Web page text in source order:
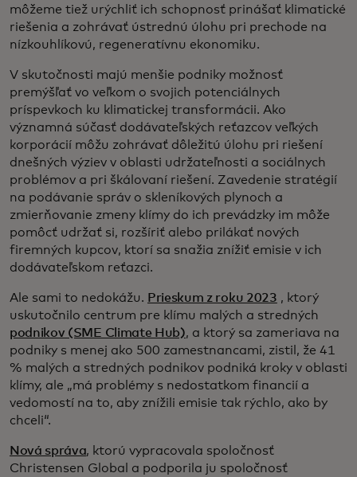
môžeme tiež urýchliť ich schopnosť prinášať klimatické
riešenia a zohrávať ústrednú úlohu pri prechode na
nízkouhlíkovú, regeneratívnu ekonomiku.
V skutočnosti majú menšie podniky možnosť
premýšľať vo veľkom o svojich potenciálnych
príspevkoch ku klimatickej transformácii. Ako
významná súčasť dodávateľských reťazcov veľkých
korporácií môžu zohrávať dôležitú úlohu pri riešení
dnešných výziev v oblasti udržateľnosti a sociálnych
problémov a pri škálovaní riešení. Zavedenie stratégií
na podávanie správ o skleníkových plynoch a
zmierňovanie zmeny klímy do ich prevádzky im môže
pomôcť udržať si, rozšíriť alebo prilákať nových
firemných kupcov, ktorí sa snažia znížiť emisie v ich
dodávateľskom reťazci.
Ale sami to nedokážu. Prieskum z roku 2023 , ktorý
uskutočnilo centrum pre klímu malých a stredných
podnikov (SME Climate Hub), a ktorý sa zameriava na
podniky s menej ako 500 zamestnancami, zistil, že 41
% malých a stredných podnikov podniká kroky v oblasti
klímy, ale „má problémy s nedostatkom financií a
vedomostí na to, aby znížili emisie tak rýchlo, ako by
chceli“.
Nová správa, ktorú vypracovala spoločnosť
Christensen Global a podporila ju spoločnosť